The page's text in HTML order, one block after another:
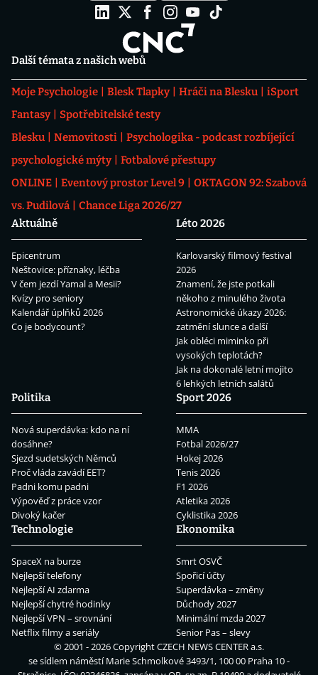
Další témata z našich webů
Moje Psychologie Blesk Tlapky Hráči na Blesku
iSport
Fantasy
Spotřebitelské testy
Blesku
Nemovitosti
Psychologika - podcast rozbíjející
psychologické mýty
Fotbalové přestupy
ONLINE
Eventový prostor Level 9
OKTAGON 92: Szabová
vs. Pudilová
Chance Liga 2026/27
Aktuálně
Epicentrum
Neštovice: příznaky, léčba
V čem jezdí Yamal a Mesii?
Kvízy pro seniory
Kalendář úplňků 2026
Co je bodycount?
Léto 2026
Karlovarský filmový festival
2026
Znamení, že jste potkali
někoho z minulého života
Astronomické úkazy 2026:
zatmění slunce a další
Jak obléci miminko při
vysokých teplotách?
Jak na dokonalé letní mojito
6 lehkých letních salátů
Politika
Nová superdávka: kdo na ní
dosáhne?
Sjezd sudetských Němců
Proč vláda zavádí EET?
Padni komu padni
Výpověď z práce vzor
Divoký kačer
Sport 2026
MMA
Fotbal 2026/27
Hokej 2026
Tenis 2026
F1 2026
Atletika 2026
Cyklistika 2026
Technologie
SpaceX na burze
Nejlepší telefony
Nejlepší AI zdarma
Nejlepší chytré hodinky
Nejlepší VPN – srovnání
Netflix filmy a seriály
Ekonomika
Smrt OSVČ
Spořicí účty
Superdávka – změny
Důchody 2027
Minimální mzda 2027
Senior Pas – slevy
© 2001 - 2026 CopyrightCZECH NEWS CENTER a.s.
se sídlem náměstí Marie Schmolkové 3493/1, 100 00 Praha 10 -